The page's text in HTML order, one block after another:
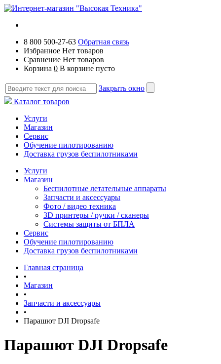
8 800 500-27-63 Обратная связь
Избранное Нет товаров
Сравнение Нет товаров
Корзина 0 В корзине пусто
Закрыть окно
Каталог товаров
Услуги
Магазин
Сервис
Обучение пилотированию
Доставка грузов беспилотниками
Услуги
Магазин
Беспилотные летательные аппараты
Запчасти и аксессуары
Фото / видео техника
3D принтеры / ручки / сканеры
Системы защиты от БПЛА
Сервис
Обучение пилотированию
Доставка грузов беспилотниками
Главная страница
•
Магазин
•
Запчасти и аксессуары
•
Парашют DJI Dropsafe
Парашют DJI Dropsafe